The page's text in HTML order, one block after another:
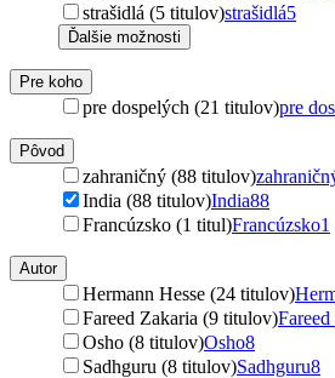
strašidlá (5 titulov)strašidlá5
Ďalšie možnosti
Pre koho
pre dospelých (21 titulov)pre
Pôvod
zahraničný (88 titulov)
India (88 titulov)India88
Francúzsko (1 titul)Francúzsko1
Autor
Hermann Hesse (24 titulov)
Fareed Zakaria (9 titulov)
Osho (8 titulov)Osho8
Sadhguru (8 titulov)Sadhguru8